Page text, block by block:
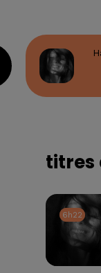
titres
6h22
6h22